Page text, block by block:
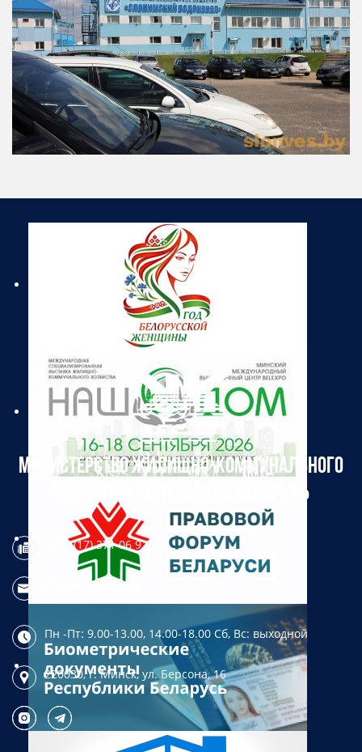
МИНИСТЕРСТВО ЖИЛИЩНО-КОММУНАЛЬНОГО
ХОЗЯЙСТВА РЕСПУБЛИКИ БЕЛАРУСЬ
+375 (17) 371 06 97
info@mjkx.gov.by
Пн -Пт: 9.00-13.00, 14.00-18.00 Сб, Вс: выходной
220030, г. Минск, ул. Берсона, 16